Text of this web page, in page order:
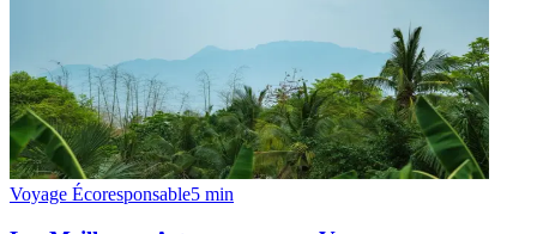
Voyage Écoresponsable5 min